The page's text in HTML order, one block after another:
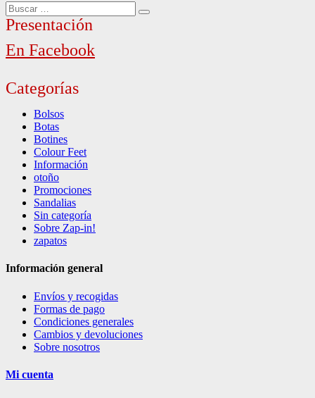
Buscar
por:
Buscar
Presentación
En Facebook
Categorías
Bolsos
Botas
Botines
Colour Feet
Información
otoño
Promociones
Sandalias
Sin categoría
Sobre Zap-in!
zapatos
Información general
Envíos y recogidas
Formas de pago
Condiciones generales
Cambios y devoluciones
Sobre nosotros
Mi cuenta